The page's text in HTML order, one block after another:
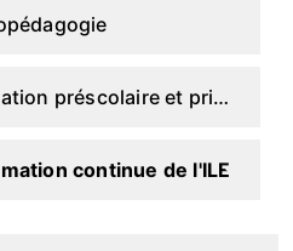
Département d'éducation préscolaire et primaire
continue de l'ILE